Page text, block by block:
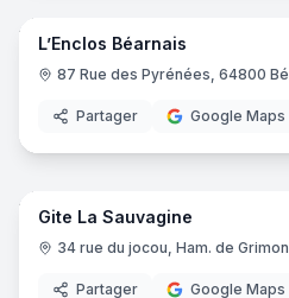
L’Enclos Béarnais
87 Rue des Pyrénées, 64800
Partager Google Maps
Gite La Sauvagine
34 rue du jocou, Ham. de
Partager Google Maps